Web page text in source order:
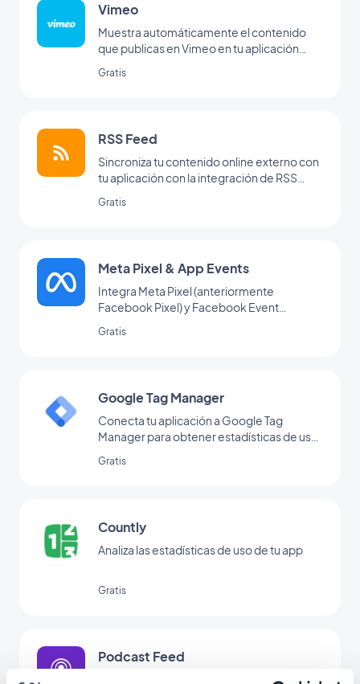
Vimeo
Muestra automáticamente el contenido
que publicas en Vimeo en tu aplicación
Vimeo, para la sincronización en tiempo
Gratis
RSS Feed
Sincroniza tu contenido online externo con
tu aplicación con la integración de RSS
Gratis
Meta Pixel & App Events
Integra Meta Pixel (anteriormente
Facebook Pixel) y Facebook Event
el comportamiento de tus usuarios y
Gratis
Google Tag Manager
Conecta tu aplicación a Google Tag
Manager para obtener estadísticas de uso
Gratis
Countly
Analiza las estadísticas de uso de tu app
Gratis
Podcast Feed
Ofrece a tus usuarios un acceso directo a